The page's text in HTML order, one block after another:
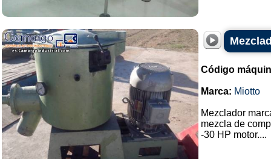
Código
Marca: Miotto
Mezclador
mezcla de
-30 HP motor....